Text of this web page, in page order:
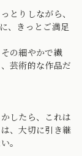
とりしながら、
、きっとご満足
の細やかで繊
芸術的な作品だ
したら、これは
、大切に引き継
。